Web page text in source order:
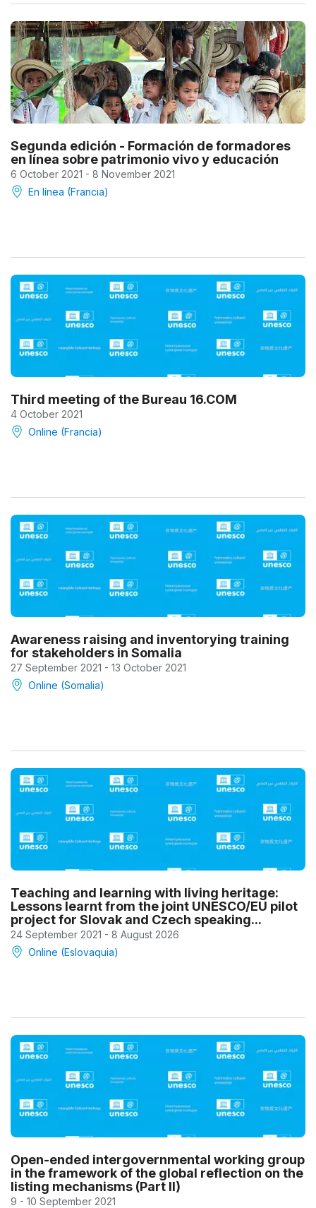
Segunda edición - Formación de formadores
en línea sobre patrimonio vivo y educación
6 October 2021 - 8 November 2021
En línea (Francia)
Third meeting of the Bureau 16.COM
4 October 2021
Online (Francia)
Awareness raising and inventorying training
for stakeholders in Somalia
27 September 2021 - 13 October 2021
Online (Somalia)
Teaching and learning with living heritage:
Lessons learnt from the joint UNESCO/EU pilot
project for Slovak and Czech speaking...
24 September 2021 - 8 August 2026
Online (Eslovaquia)
Open-ended intergovernmental working group
in the framework of the global reflection on the
listing mechanisms (Part II)
9 - 10 September 2021